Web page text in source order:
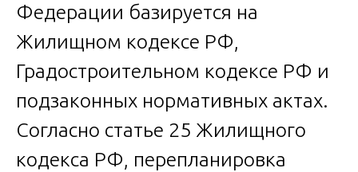
Федерации базируется на
Жилищном кодексе РФ,
Градостроительном кодексе РФ и
подзаконных нормативных актах.
Согласно статье 25 Жилищного
кодекса РФ, перепланировка